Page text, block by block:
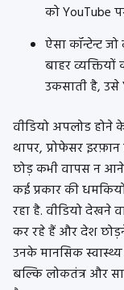
को YouTube
ऐसा कॉन्टेन्ट
बाहर
उकसाती है, उसे
वीडियो अपलोड होने
थापर, प्रोफेसर
छोड़ कभी वापस न आने
कई प्रकार की
रहा है. वीडियो देखने
कर रहे हैं और देश
उनके मानसिक
बल्कि लोकतंत्र और